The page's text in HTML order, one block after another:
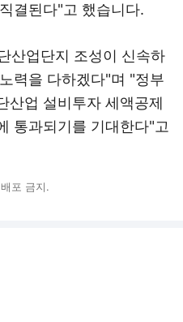
결된다"고 했습니다.
산업단지 조성이 신속하
력을 다하겠다"며 "정부
산업 설비투자 세액공제
통과되기를 기대한다"고
포 금지.